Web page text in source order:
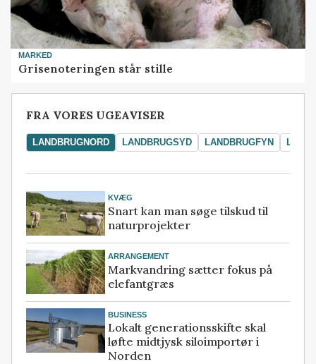
MARKED
Grisenoteringen står stille
FRA VORES UGEAVISER
LANDBRUGNORD LANDBRUGSYD LANDBRUGFYN
KVÆG
Snart kan man søge tilskud til
naturprojekter
ARRANGEMENT
Markvandring sætter fokus på
elefantgræs
BUSINESS
Lokalt generationsskifte skal
løfte midtjysk siloimportør i
Norden